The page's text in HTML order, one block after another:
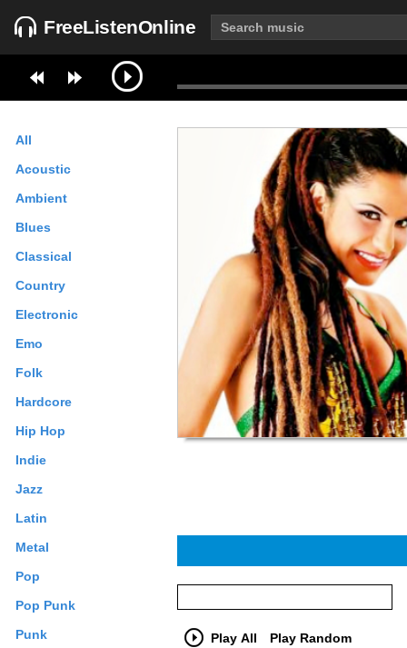
FreeListenOnline
All
Acoustic
Ambient
Blues
Classical
Country
Electronic
Emo
Folk
Hardcore
Hip Hop
Indie
Jazz
Latin
Metal
Pop
Pop Punk
Punk
Play All Play Random